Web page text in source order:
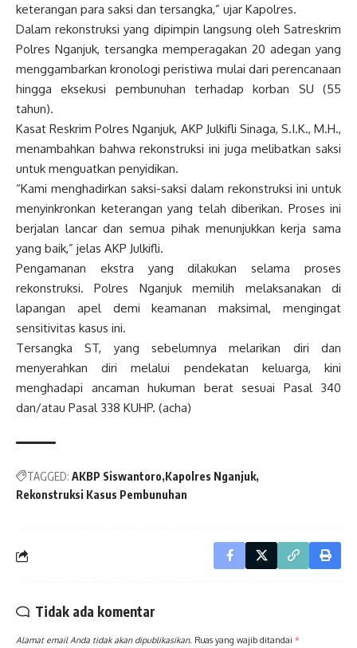
keterangan para saksi dan tersangka,” ujar Kapolres.
Dalam rekonstruksi yang dipimpin langsung oleh Satreskrim
Polres Nganjuk, tersangka memperagakan 20 adegan yang
menggambarkan kronologi peristiwa mulai dari perencanaan
hingga eksekusi pembunuhan terhadap korban SU (55
tahun).
Kasat Reskrim Polres Nganjuk, AKP Julkifli Sinaga, S.I.K., M.H.,
menambahkan bahwa rekonstruksi ini juga melibatkan saksi
untuk menguatkan penyidikan.
“Kami menghadirkan saksi-saksi dalam rekonstruksi ini untuk
menyinkronkan keterangan yang telah diberikan. Proses ini
berjalan lancar dan semua pihak menunjukkan kerja sama
yang baik,” jelas AKP Julkifli.
Pengamanan ekstra yang dilakukan selama proses
rekonstruksi. Polres Nganjuk memilih melaksanakan di
lapangan apel demi keamanan maksimal, mengingat
sensitivitas kasus ini.
Tersangka ST, yang sebelumnya melarikan diri dan
menyerahkan diri melalui pendekatan keluarga, kini
menghadapi ancaman hukuman berat sesuai Pasal 340
dan/atau Pasal 338 KUHP. (acha)
TAGGED: AKBP Siswantoro Kapolres Nganjuk
Rekonstruksi Kasus Pembunuhan
Tidak ada komentar
Alamat email Anda tidak akan dipublikasikan. Ruas yang wajib ditandai *